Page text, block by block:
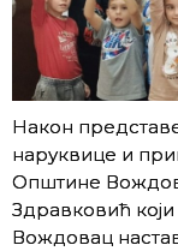
Након
наруквице и
Општине
Здравковић
Вождовац